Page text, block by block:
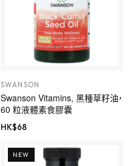
SWANSON
Swanson Vitamins, 黑種草籽油，
60 粒液體素食膠囊
HK$68
NEW